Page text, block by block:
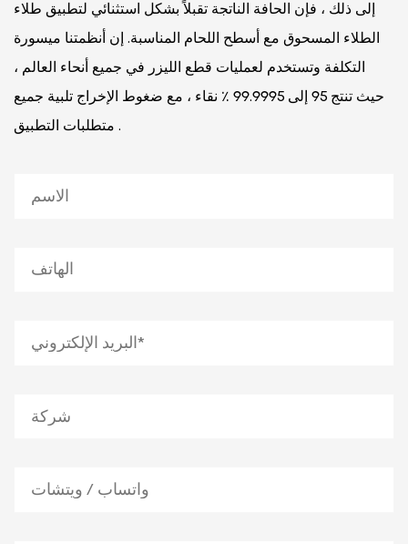
إلى ذلك ، فإن الحافة الناتجة تقبلاً بشكل استثنائي لتطبيق طلاء
الطلاء المسحوق مع أسطح اللحام المناسبة. إن أنظمتنا ميسورة
التكلفة وتستخدم لعمليات قطع الليزر في جميع أنحاء العالم ،
حيث تنتج 95 إلى 99.9995 ٪ نقاء ، مع ضغوط الإخراج تلبية جميع
متطلبات التطبيق .